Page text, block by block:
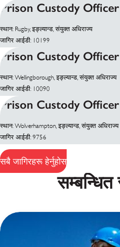
Prison Custody Officer
स्थान: Rugby, इङ्ल्यान्ड, संयुक्त अधिराज्य
जागिर आईडी: 10199
Prison Custody Officer
स्थान: Wellingborough, इङ्ल्यान्ड, संयुक्त अधिराज्य
जागिर आईडी: 10090
Prison Custody Officer
स्थान: Wolverhampton, इङ्ल्यान्ड, संयुक्त अधिराज्य
जागिर आईडी: 9756
सबै जागिरहरू हेर्नुहोस्
सम्बन्धित